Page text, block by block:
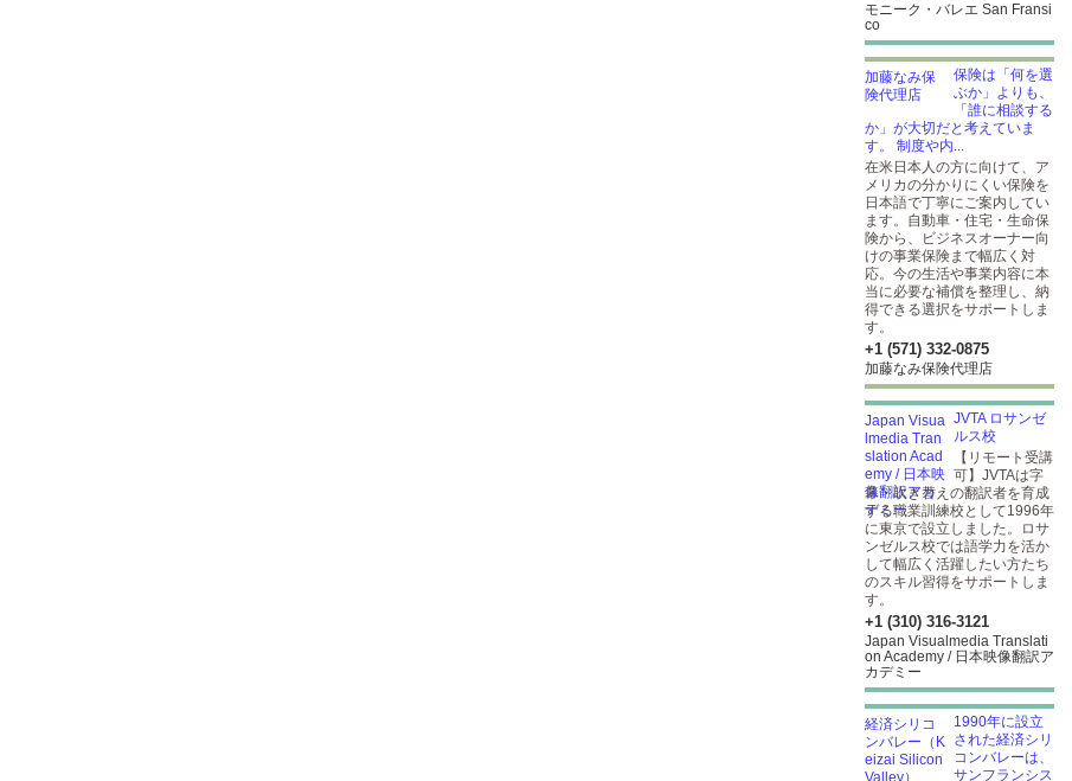
モニーク・バレエ San Fransi
co
保険は「何を選
ぶか」よりも、
「誰に相談する
か」が大切だと考えていま
す。 制度や内...
在米日本人の方に向けて、ア
メリカの分かりにくい保険を
日本語で丁寧にご案内してい
ます。自動車・住宅・生命保
険から、ビジネスオーナー向
けの事業保険まで幅広く対
応。今の生活や事業内容に本
当に必要な補償を整理し、納
得できる選択をサポートしま
す。
+1 (571) 332-0875
加藤なみ保険代理店
JVTA ロサンゼ
ルス校
【リモート受講
可】JVTAは字
幕・吹き替えの翻訳者を育成
する職業訓練校として1996年
に東京で設立しました。ロサ
ンゼルス校では語学力を活か
して幅広く活躍したい方たち
のスキル習得をサポートしま
す。
+1 (310) 316-3121
Japan Visualmedia Translati
on Academy / 日本映像翻訳ア
カデミー
1990年に設立
された経済シリ
コンバレーは、
サンフランシス